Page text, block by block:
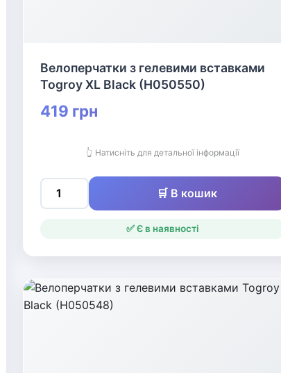
Велоперчатки з гелевими вставками
Togroy XL Black (H050550)
419 грн
👆 Натисніть для детальної інформації
🛒 В кошик
✅ Є в наявності